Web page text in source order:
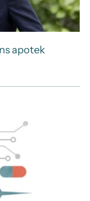
apotek